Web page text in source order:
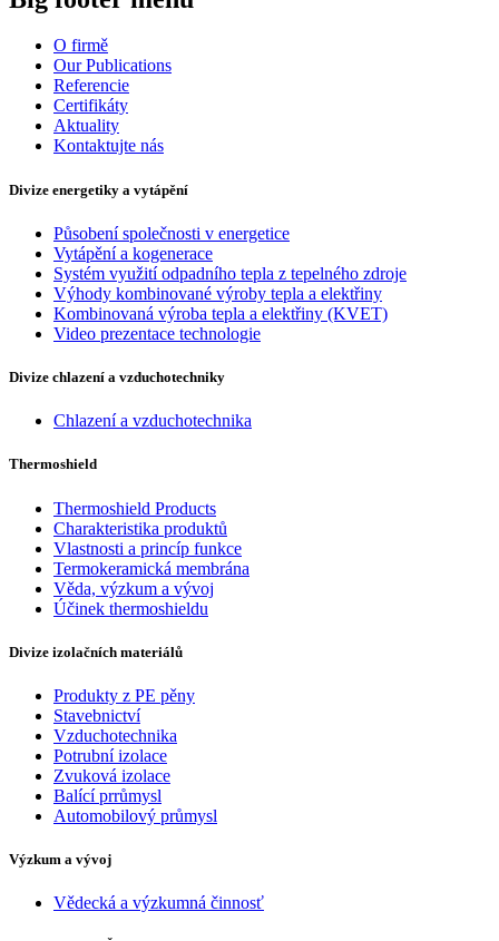
O firmě
Our Publications
Referencie
Certifikáty
Aktuality
Kontaktujte nás
Divize energetiky a vytápění
Působení společnosti v energetice
Vytápění a kogenerace
Systém využití odpadního tepla z tepelného zdroje
Výhody kombinované výroby tepla a elektřiny
Kombinovaná výroba tepla a elektřiny (KVET)
Video prezentace technologie
Divize chlazení a vzduchotechniky
Chlazení a vzduchotechnika
Thermoshield
Thermoshield Products
Charakteristika produktů
Vlastnosti a princíp funkce
Termokeramická membrána
Věda, výzkum a vývoj
Účinek thermoshieldu
Divize izolačních materiálů
Produkty z PE pěny
Stavebnictví
Vzduchotechnika
Potrubní izolace
Zvuková izolace
Balící prrůmysl
Automobilový průmysl
Výzkum a vývoj
Vědecká a výzkumná činnosť